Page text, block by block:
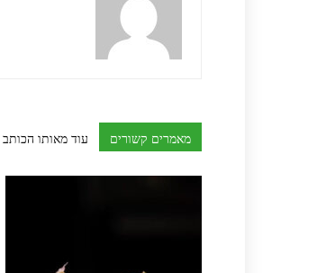
מאמרים קשורים עוד מאותו הכותב